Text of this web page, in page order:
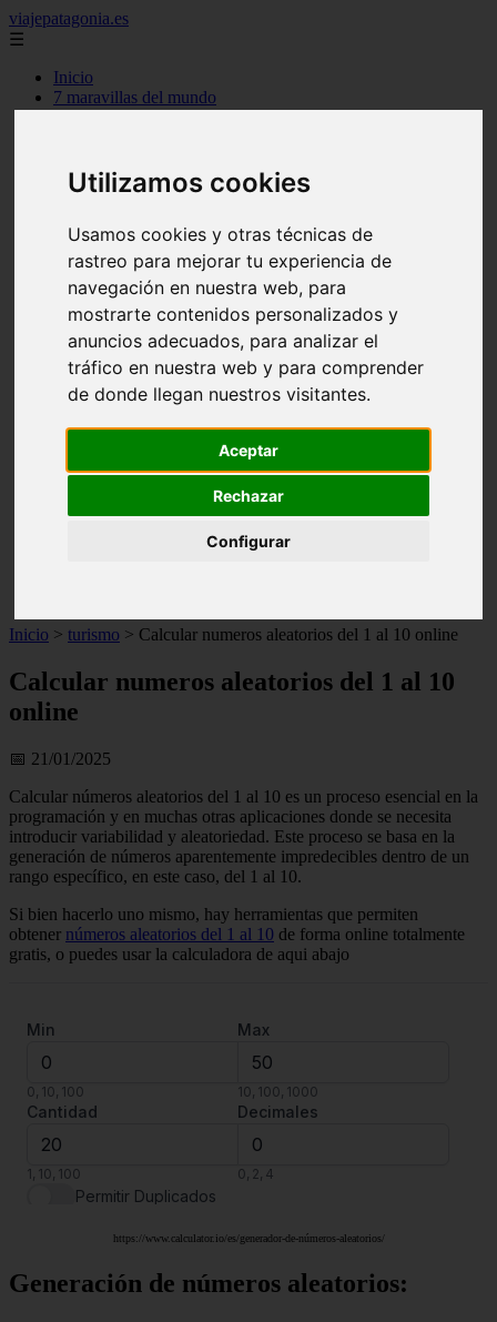
Utilizamos cookies
Usamos cookies y otras técnicas de
rastreo para mejorar tu experiencia de
navegación en nuestra web, para
mostrarte contenidos personalizados y
anuncios adecuados, para analizar el
tráfico en nuestra web y para comprender
de donde llegan nuestros visitantes.
Aceptar
Rechazar
Configurar
viajepatagonia.es
☰
Inicio
7 maravillas del mundo
c buenos aires
c cordoba
c generalidades del pais
c mendoza
c provincias
c rio negro
c santa fe
c tierra de fuego
c tucuman
c zona austral
category
gijon
live
Inicio > turismo > Calcular numeros aleatorios del 1 al 10 online
Calcular numeros aleatorios del 1 al 10
online
📅 21/01/2025
Calcular números aleatorios del 1 al 10 es un proceso esencial en la
programación y en muchas otras aplicaciones donde se necesita
introducir variabilidad y aleatoriedad. Este proceso se basa en la
generación de números aparentemente impredecibles dentro de un
rango específico, en este caso, del 1 al 10.
Si bien hacerlo uno mismo, hay herramientas que permiten
obtener números aleatorios del 1 al 10 de forma online totalmente
gratis, o puedes usar la calculadora de aqui abajo
https://www.calculator.io/es/generador-de-números-aleatorios/
Generación de números aleatorios: